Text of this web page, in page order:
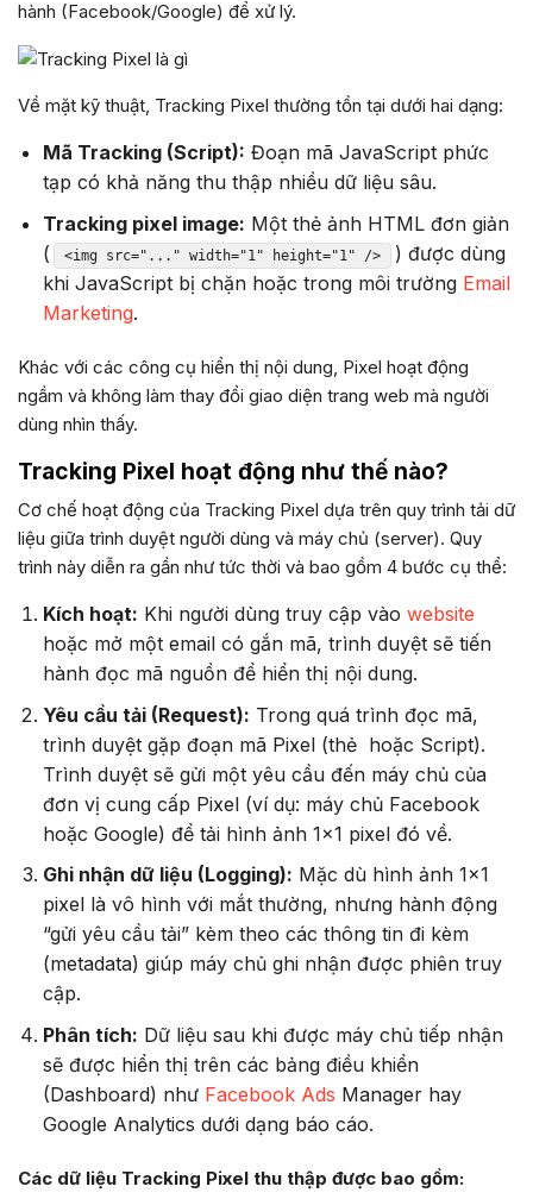
hành (Facebook/Google) để xử lý.
Về mặt kỹ thuật, Tracking Pixel thường tồn tại dưới hai dạng:
Mã Tracking (Script): Đoạn mã JavaScript phức
tạp có khả năng thu thập nhiều dữ liệu sâu.
Tracking pixel image: Một thẻ ảnh HTML đơn giản
(
<img src="..." width="1" height="1" />
) được dùng
khi JavaScript bị chặn hoặc trong môi trường Email
Marketing.
Khác với các công cụ hiển thị nội dung, Pixel hoạt động
ngầm và không làm thay đổi giao diện trang web mà người
dùng nhìn thấy.
Tracking Pixel hoạt động như thế nào?
Cơ chế hoạt động của Tracking Pixel dựa trên quy trình tải dữ
liệu giữa trình duyệt người dùng và máy chủ (server). Quy
trình này diễn ra gần như tức thời và bao gồm 4 bước cụ thể:
Kích hoạt: Khi người dùng truy cập vào website
hoặc mở một email có gắn mã, trình duyệt sẽ tiến
hành đọc mã nguồn để hiển thị nội dung.
Yêu cầu tải (Request): Trong quá trình đọc mã,
trình duyệt gặp đoạn mã Pixel (thẻ hoặc Script).
Trình duyệt sẽ gửi một yêu cầu đến máy chủ của
đơn vị cung cấp Pixel (ví dụ: máy chủ Facebook
hoặc Google) để tải hình ảnh 1×1 pixel đó về.
Ghi nhận dữ liệu (Logging): Mặc dù hình ảnh 1×1
pixel là vô hình với mắt thường, nhưng hành động
“gửi yêu cầu tải” kèm theo các thông tin đi kèm
(metadata) giúp máy chủ ghi nhận được phiên truy
cập.
Phân tích: Dữ liệu sau khi được máy chủ tiếp nhận
sẽ được hiển thị trên các bảng điều khiển
(Dashboard) như Facebook Ads Manager hay
Google Analytics dưới dạng báo cáo.
Các dữ liệu Tracking Pixel thu thập được bao gồm: